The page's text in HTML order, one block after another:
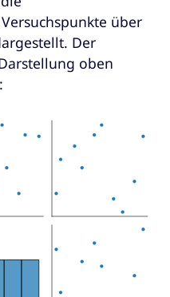
über
Der
oben